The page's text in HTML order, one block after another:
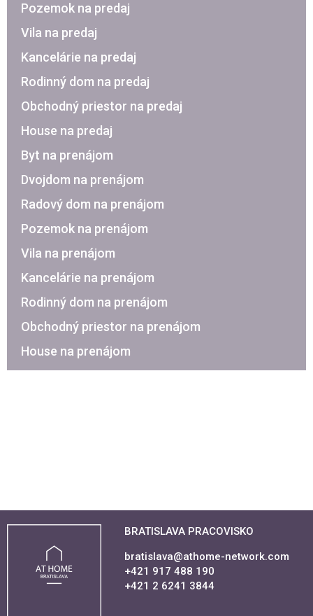
Pozemok na predaj
Vila na predaj
Kancelárie na predaj
Rodinný dom na predaj
Obchodný priestor na predaj
House na predaj
Byt na prenájom
Dvojdom na prenájom
Radový dom na prenájom
Pozemok na prenájom
Vila na prenájom
Kancelárie na prenájom
Rodinný dom na prenájom
Obchodný priestor na prenájom
House na prenájom
BRATISLAVA PRACOVISKO
bratislava@athome-network.com
+421 917 488 190
+421 2 6241 3844